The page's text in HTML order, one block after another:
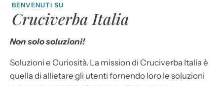
BENVENUTI SU
Cruciverba Italia
Non solo soluzioni!
Soluzioni e Curiosità. La mission di Cruciverba Italia è
quella di allietare gli utenti fornendo loro le soluzioni